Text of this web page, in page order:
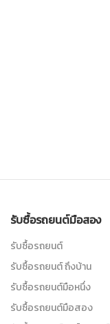
รับซื้อรถยนต์มือสอง
รับซื้อรถยนต์
รับซื้อรถยนต์ ถึงบ้าน
รับซื้อรถยนต์มือหนึ่ง
รับซื้อรถยนต์มือสอง